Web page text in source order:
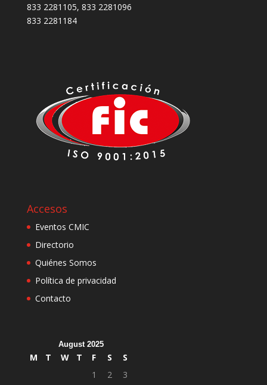
833 2281105, 833 2281096
833 2281184
Accesos
Eventos CMIC
Directorio
Quiénes Somos
Política de privacidad
Contacto
August 2025
M T W T F S
S
1
2
3